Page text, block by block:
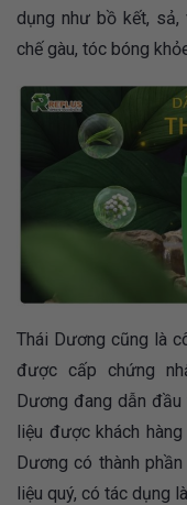
dụng như bồ kết,
chế gàu, tóc bóng
Thái Dương cũng là
được cấp chứng
Dương đang dẫn
liệu được khách
Dương có thành
liệu quý, có tác dụng